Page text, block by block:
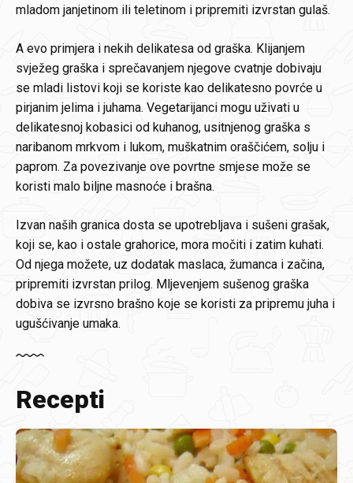
mladom janjetinom ili teletinom i pripremiti izvrstan gulaš.
A evo primjera i nekih delikatesa od graška. Klijanjem
svježeg graška i sprečavanjem njegove cvatnje dobivaju
se mladi listovi koji se koriste kao delikatesno povrće u
pirjanim jelima i juhama. Vegetarijanci mogu uživati u
delikatesnoj kobasici od kuhanog, usitnjenog graška s
naribanom mrkvom i lukom, muškatnim oraščićem, solju i
paprom. Za povezivanje ove povrtne smjese može se
koristi malo biljne masnoće i brašna.
Izvan naših granica dosta se upotrebljava i sušeni grašak,
koji se, kao i ostale grahorice, mora močiti i zatim kuhati.
Od njega možete, uz dodatak maslaca, žumanca i začina,
pripremiti izvrstan prilog. Mljevenjem sušenog graška
dobiva se izvrsno brašno koje se koristi za pripremu juha i
ugušćivanje umaka.
Recepti